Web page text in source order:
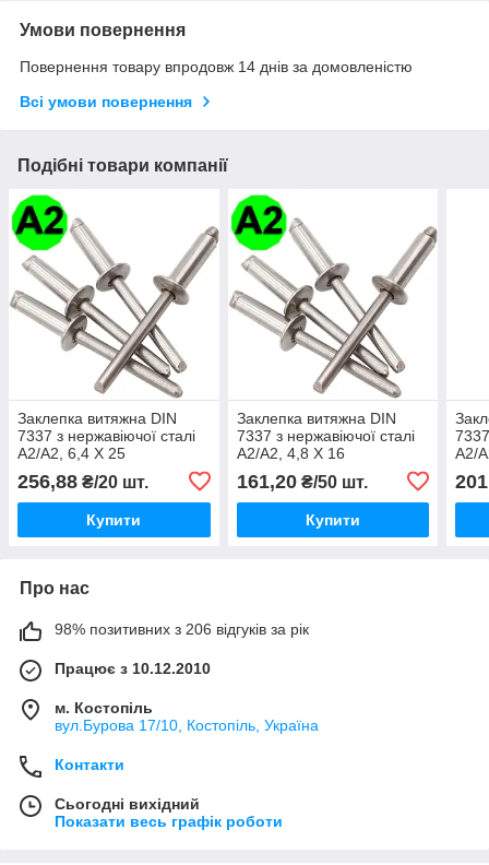
Умови повернення
Повернення товару впродовж 14 днів за домовленістю
Всі умови повернення
Подібні товари компанії
Заклепка витяжна DIN
7337 з нержавіючої сталі
А2/А2, 6,4 X 25
256,88 ₴/20 шт.
Купити
Заклепка витяжна DIN
7337 з нержавіючої сталі
А2/А2, 4,8 X 16
161,20₴/50 шт.
Купити
А2/
Про нас
98% позитивних з 206 відгуків за рік
Працює з 10.12.2010
м. Костопіль
вул.Бурова 17/10, Костопіль, Україна
Контакти
Сьогодні вихідний
Показати весь графік роботи